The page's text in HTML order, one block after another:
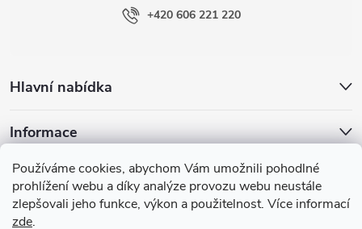
Používáme cookies, abychom Vám umožnili pohodlné
prohlížení webu a díky analýze provozu webu neustále
zlepšovali jeho funkce, výkon a použitelnost. Více informací
zde.
+420 606 221 220
Hlavní nabídka
Informace
Blog